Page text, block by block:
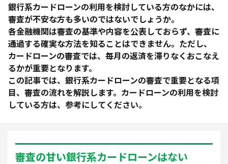
銀行系カードローンの利用を検討している方のなかには、
審査が不安な方も多いのではないでしょうか。
各金融機関は審査の基準や内容を公表しておらず、審査に
通過する確実な方法を知ることはできません。ただし、
カードローンの審査では、毎月の返済を滞りなくおこなえ
るかが重要となります。
この記事では、銀行系カードローンの審査で重要となる項
目、審査の流れを解説します。カードローンの利用を検討
している方は、参考にしてください。
審査の甘い銀行系カードローンはない